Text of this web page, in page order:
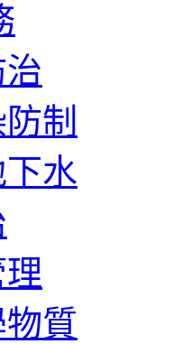
制
水
質